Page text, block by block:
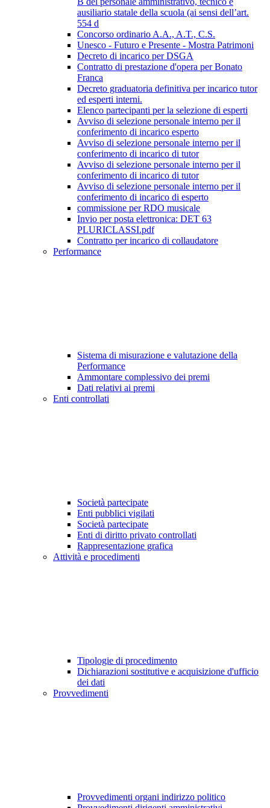
ausiliario statale della scuola (ai sensi dell’art.
554 d
Concorso ordinario A.A., A.T., C.S.
Unesco - Futuro e Presente - Mostra Patrimoni
Decreto di incarico per DSGA
Contratto di prestazione d'opera per Bonato
Franca
Decreto graduatoria definitiva per incarico tutor
ed esperti interni.
Elenco partecipanti per la selezione di esperti
Avviso di selezione personale interno per il
conferimento di incarico esperto
Avviso di selezione personale interno per il
conferimento di incarico di tutor
Avviso di selezione personale interno per il
conferimento di incarico di tutor
Avviso di selezione personale interno per il
conferimento di incarico di esperto
commissione per RDO musicale
Invio per posta elettronica: DET 63
PLURICLASSI.pdf
Contratto per incarico di collaudatore
Performance
Sistema di misurazione e valutazione della
Performance
Ammontare complessivo dei premi
Dati relativi ai premi
Enti controllati
Società partecipate
Enti pubblici vigilati
Società partecipate
Enti di diritto privato controllati
Rappresentazione grafica
Attività e procedimenti
Tipologie di procedimento
Dichiarazioni sostitutive e acquisizione d'ufficio
dei dati
Provvedimenti
Provvedimenti organi indirizzo politico